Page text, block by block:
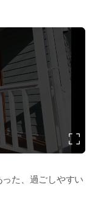
た、過ごしやすい